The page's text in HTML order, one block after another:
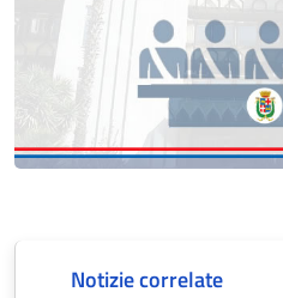
Notizie correlate